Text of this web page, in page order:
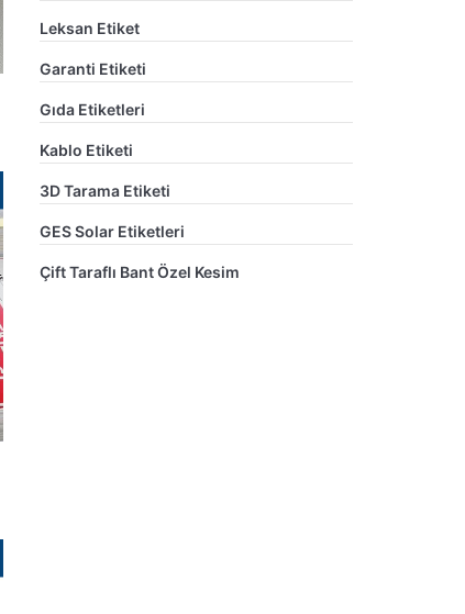
Leksan Etiket
Garanti Etiketi
Gıda Etiketleri
Kablo Etiketi
3D Tarama Etiketi
GES Solar Etiketleri
Çift Taraflı Bant Özel Kesim